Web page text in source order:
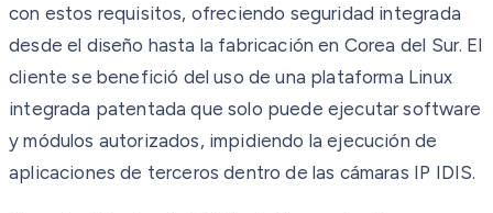
con estos requisitos, ofreciendo seguridad integrada
desde el diseño hasta la fabricación en Corea del Sur. El
cliente se benefició del uso de una plataforma Linux
integrada patentada que solo puede ejecutar software
y módulos autorizados, impidiendo la ejecución de
aplicaciones de terceros dentro de las cámaras IP IDIS.